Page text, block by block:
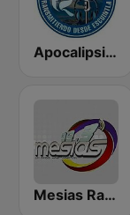
Apocalipsis Radio
Mesias Radio 99.3 FM